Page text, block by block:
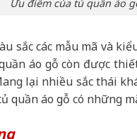
Ưu điểm của tủ quần áo
sắc các mẫu mã và
áo gỗ còn được
lại nhiều sắc thái
quần áo gỗ có những